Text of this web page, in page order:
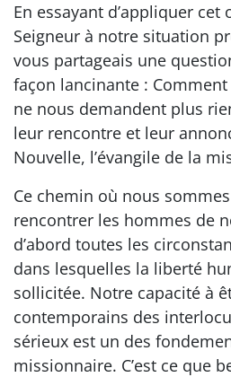
En essayant d’appliquer
Seigneur à notre situation
vous partageais une
façon lancinante :
ne nous demandent plus
leur rencontre et leur
Nouvelle, l’évangile de la
Ce chemin où nous
rencontrer les hommes de
d’abord toutes les
dans lesquelles la liberté
sollicitée. Notre capacité à
contemporains des
sérieux est un des
missionnaire. C’est ce que